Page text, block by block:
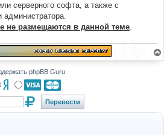
серверного софта, а также с
администратора.
не размещаются в данной теме.
phpBB Guru